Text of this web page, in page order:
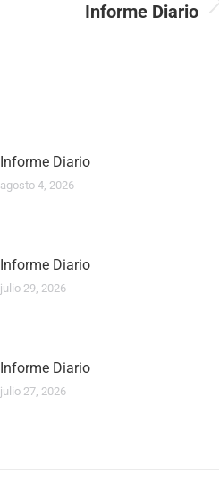
Informe Diario
Informe Diario
agosto 4, 2026
Informe Diario
julio 29, 2026
Informe Diario
julio 27, 2026